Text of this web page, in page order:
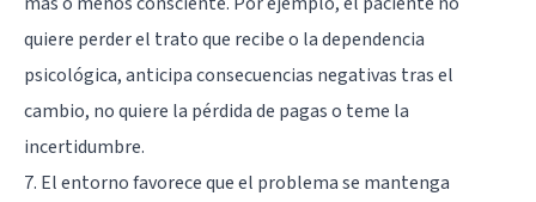
quiere perder el trato que recibe o la dependencia
psicológica, anticipa consecuencias negativas tras el
cambio, no quiere la pérdida de pagas o teme la
incertidumbre.
7. El entorno favorece que el problema se mantenga